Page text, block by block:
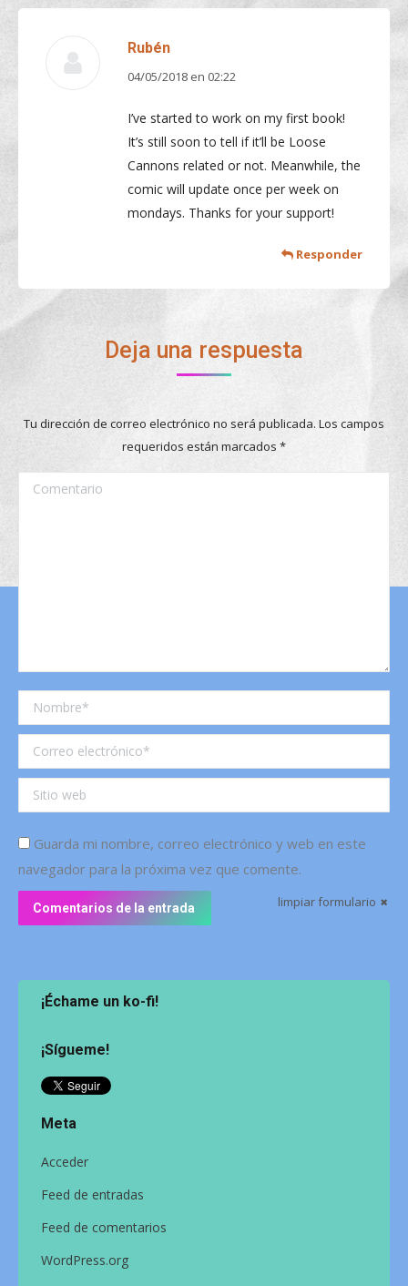
Rubén
dice:
04/05/2018 en 02:22
I’ve started to work on my first book!
It’s still soon to tell if it’ll be Loose
Cannons related or not. Meanwhile, the
comic will update once per week on
mondays. Thanks for your support!
Responder
Deja una respuesta
Tu dirección de correo electrónico no será publicada. Los campos
requeridos están marcados *
Comentario
Nombre *
Correo electrónico *
Sitio web
Guarda mi nombre, correo electrónico y web en este
navegador para la próxima vez que comente.
limpiar formulario
Comentarios de la entrada
¡Échame un ko-fi!
¡Sígueme!
Meta
Acceder
Feed de entradas
Feed de comentarios
WordPress.org